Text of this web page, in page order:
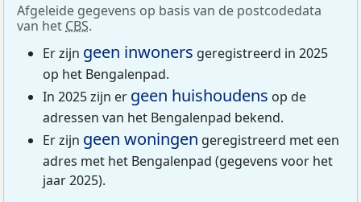
Afgeleide gegevens op basis van de postcodedata
van het CBS.
Er zijn geen inwoners geregistreerd in 2025
op het Bengalenpad.
In 2025 zijn er geen huishoudens op de
adressen van het Bengalenpad bekend.
Er zijn geen woningen geregistreerd met een
adres met het Bengalenpad (gegevens voor het
jaar 2025).